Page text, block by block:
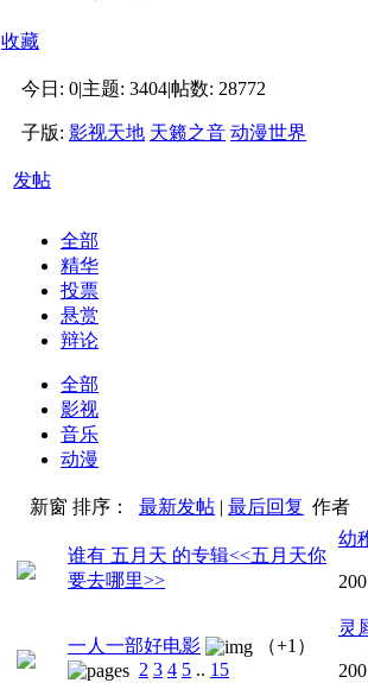
收藏
今日: 0|主题: 3404|帖数: 28772
子版: 影视天地 天籁之音 动漫世界
发帖
全部
精华
投票
悬赏
辩论
全部
影视
音乐
动漫
新窗 排序： 最新发帖 | 最后回复 作者
谁有 五月天 的专辑<<五月天你
要去哪里>>
幼
一人一部好电影
（+1）
2 3 4 5 .. 15
灵